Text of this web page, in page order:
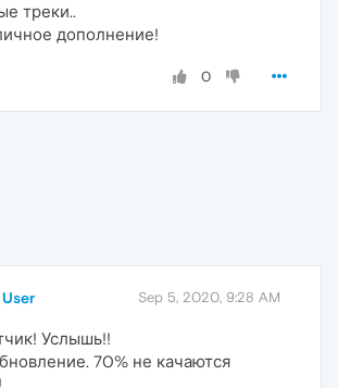
треки..
дополнение!
0
Sep 5, 2020, 9:28 AM
Услышь!!
70% не качаются